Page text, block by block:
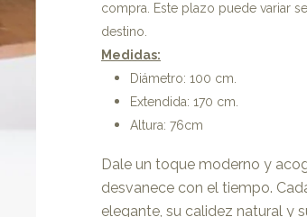
compra. Este plazo puede variar
destino.
Medidas:
Diámetro: 100 cm.
Extendida: 170 cm.
Altura: 76cm
Dale un toque moderno y
desvanece con el tiempo.
elegante, su calidez natural y